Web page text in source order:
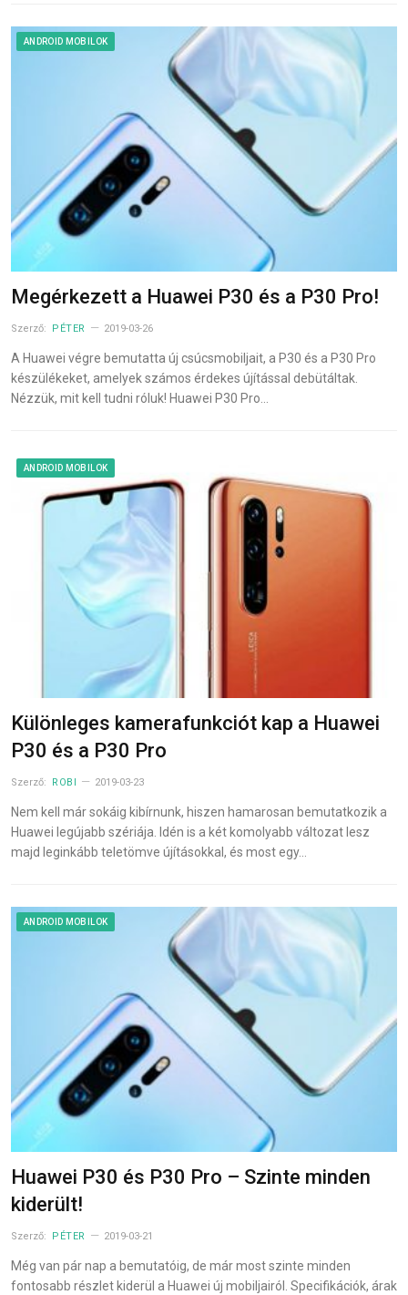
ANDROID MOBILOK
Megérkezett a Huawei P30 és a P30 Pro!
Szerző: PÉTER 2019-03-26
A Huawei végre bemutatta új csúcsmobiljait, a P30 és a P30 Pro
készülékeket, amelyek számos érdekes újítással debütáltak.
Nézzük, mit kell tudni róluk! Huawei P30 Pro…
ANDROID MOBILOK
Különleges kamerafunkciót kap a Huawei
P30 és a P30 Pro
Szerző: ROBI 2019-03-23
Nem kell már sokáig kibírnunk, hiszen hamarosan bemutatkozik a
Huawei legújabb szériája. Idén is a két komolyabb változat lesz
majd leginkább teletömve újításokkal, és most egy…
ANDROID MOBILOK
Huawei P30 és P30 Pro – Szinte minden
kiderült!
Szerző: PÉTER 2019-03-21
Még van pár nap a bemutatóig, de már most szinte minden
fontosabb részlet kiderül a Huawei új mobiljairól. Specifikációk, árak